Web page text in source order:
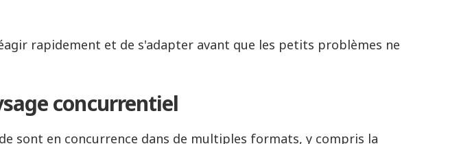
rapidement et de s'adapter avant que les petits problèmes ne
concurrentiel
sont en concurrence dans de multiples formats, y compris la